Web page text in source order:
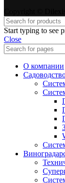
Start typing to see
Close
О компании